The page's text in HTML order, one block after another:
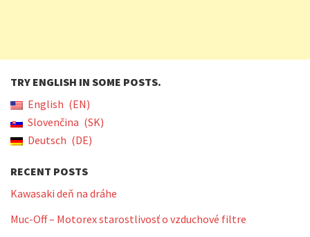
TRY ENGLISH IN SOME POSTS.
English
EN
Slovenčina
SK
Deutsch
DE
RECENT POSTS
Kawasaki deň na dráhe
Muc-Off – Motorex starostlivosť o vzduchové filtre